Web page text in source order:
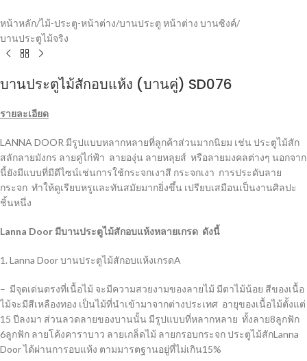
หน้าหลัก/ไม้-ประตู-หน้าต่าง/บานประตู หน้าต่าง บานซิงค์/
บานประตูไม้จริง
บานประตูไม้สักอบแห้ง (บานคู่) SD076
รายละเอียด
LANNA DOOR มีรูปแบบหลากหลายที่ลูกค้าส่วนมากนิยม เช่น ประตูไม้สัก
สลักลายมังกร ลายคู่ไก่ฟ้า ลายองุ่น ลายหลุยส์ หรือลายมงคลต่างๆ นอกจาก
นี้ยังมีแบบที่มีดีไซน์เช่นการใช้กระจกเงาสี กระจกเงา การประดับลาย
กระจก ทำให้ดูเรียบหรูและทันสมัยมากยิ่งขึ้น เปรียบเสมือนเป็นงานศิลปะ
ชิ้นหนึ่ง
Lanna Door มีบานประตูไม้สักอบแห้งหลายเกรด ดังนี้
1. Lanna Door บานประตูไม้สักอบแห้งเกรดA
– มีจุดเด่นตรงที่เนื้อไม้ จะมีความสวยงามของลายไม้ มีตาไม้น้อย สีของเนื้อ
ไม้จะมีสีเหลืองทอง เป็นไม้ที่นำเข้ามาจากต่างประเทศ อายุของเนื้อไม้ตั้งแต่
15 ปีลงมา ส่วนลวดลายของบานนั้น มีรูปแบบที่หลากหลาย ทั้งลาย8ลูกฟัก
6ลูกฟัก ลายโค้งคาราบาว ลายเกล็ดไม้ ลายกรอบกระจก ประตูไม้สักLanna
Door ได้ผ่านการอบแห้ง ตามมารตฐานอยู่ที่ไม่เกิน15%